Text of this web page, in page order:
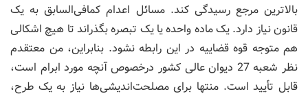
بالاترین مرجع رسیدگی کند. مسائل اعدام کمافی‌السابق به یک
قانون نیاز دارد. یک ماده واحده یا یک تبصره بگذراند تا هیچ اشکالی
هم متوجه قوه قضاییه در این رابطه نشود. بنابراین، من معتقدم
نظر شعبه 27 دیوان عالی کشور درخصوص آنچه مورد ابرام است،
قابل تأیید است. منتها برای مصلحت‌اندیشی‌ها نیاز به یک طرح،